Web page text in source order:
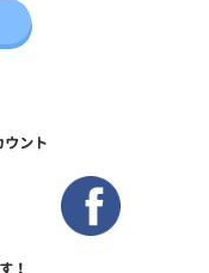
ント
！